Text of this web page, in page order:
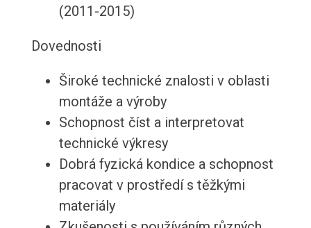
(2011-2015)
Dovednosti
Široké technické znalosti v oblasti
montáže a výroby
Schopnost číst a interpretovat
technické výkresy
Dobrá fyzická kondice a schopnost
pracovat v prostředí s těžkými
materiály